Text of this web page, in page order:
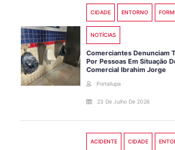
CIDADE ENTORNO
NOTÍCIAS
Comerciantes Denunciam
Por Pessoas Em Situação
Comercial Ibrahim Jorge
Portallupa
23 De Julho De 2026
ACIDENTE CIDADE